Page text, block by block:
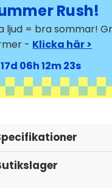
Rush!
ljud = bra sommar!
- Klicka här >
17
06 12 21